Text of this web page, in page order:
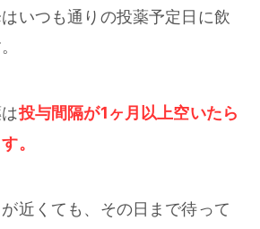
いつも通りの投薬予定日に飲
投与間隔が1ヶ月以上空いたら
。
近くても、その日まで待って